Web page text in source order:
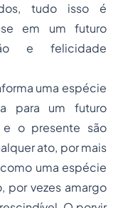
tudo isso é
em um futuro
e felicidade
uma espécie
para um futuro
e o presente são
ato, por mais
uma espécie
por vezes amargo